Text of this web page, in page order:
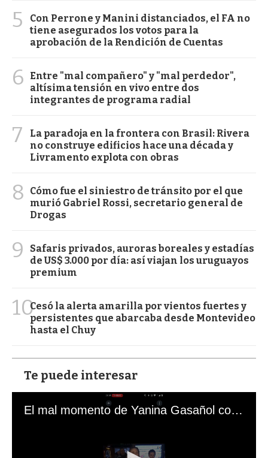
5
Con Perrone y Manini distanciados, el FA no
tiene asegurados los votos para la
aprobación de la Rendición de Cuentas
6
Entre "mal compañero" y "mal perdedor",
altísima tensión en vivo entre dos
integrantes de programa radial
7
La paradoja en la frontera con Brasil: Rivera
no construye edificios hace una década y
Livramento explota con obras
8
Cómo fue el siniestro de tránsito por el que
murió Gabriel Rossi, secretario general de
Drogas
9
Safaris privados, auroras boreales y estadías
de US$ 3.000 por día: así viajan los uruguayos
premium
10Cesó la alerta amarilla por vientos fuertes y
persistentes que abarcaba desde Montevideo
hasta el Chuy
Te puede interesar
El mal momento de Yanina Gasañol con un hincha argentino en "Subrayado"